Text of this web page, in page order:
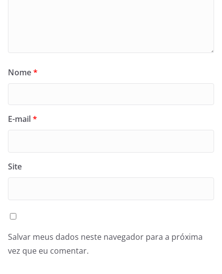
Nome*
E-mail*
Site
Salvar meus dados neste navegador para a próxima
vez que eu comentar.